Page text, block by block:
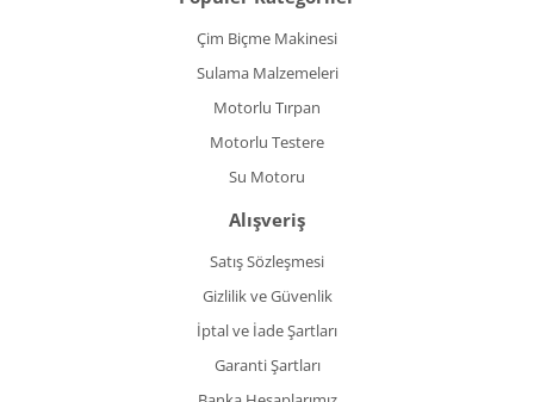
Çim Biçme Makinesi
Sulama Malzemeleri
Motorlu Tırpan
Motorlu Testere
Su Motoru
Alışveriş
Satış Sözleşmesi
Gizlilik ve Güvenlik
İptal ve İade Şartları
Garanti Şartları